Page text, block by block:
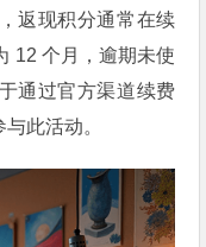
返现积分通常在续
12 个月，逾期未使
通过官方渠道续费
此活动。